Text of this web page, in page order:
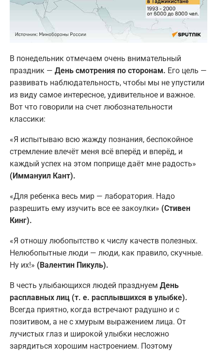
В понедельник отмечаем очень внимательный
праздник — День смотрения по сторонам. Его цель —
развивать наблюдательность, чтобы мы не упустили
из виду самое интересное, удивительное и важное.
Вот что говорили на счет любознательности
классики:
«Я испытываю всю жажду познания, беспокойное
стремление влечёт меня всё вперёд и вперёд, и
каждый успех на этом поприще даёт мне радость»
(Иммануил Кант).
«Для ребенка весь мир — лаборатория. Надо
разрешить ему изучить все ее закоулки» (Стивен
Кинг).
«Я отношу любопытство к числу качеств полезных.
Нелюбопытные люди — люди, как правило, скучные.
Ну их!» (Валентин Пикуль).
В честь улыбающихся людей празднуем День
расплавных лиц (т. е. расплывшихся в улыбке).
Всегда приятно, когда встречают радушно и с
позитивом, а не с хмурым выражением лица. От
лучистых глаз и широкой улыбки несложно
зарядиться хорошим настроением. Поэтому